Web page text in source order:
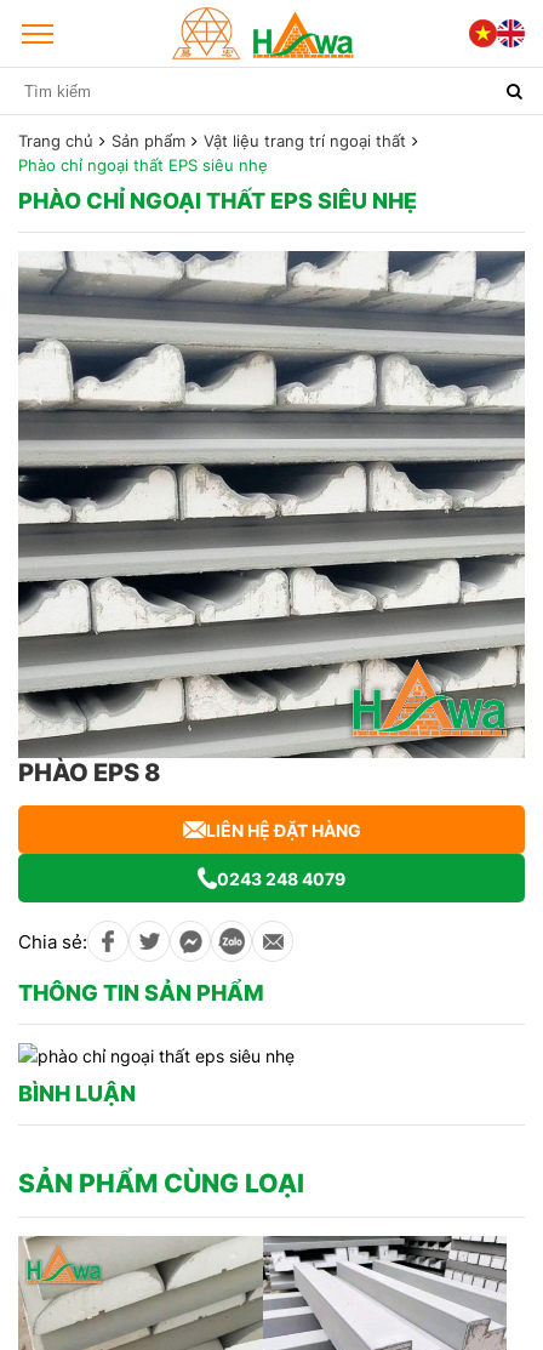
Trang chủ Sản phẩm
Vật liệu trang trí ngoại thất
Phào chỉ ngoại thất EPS siêu nhẹ
PHÀO CHỈ NGOẠI THẤT EPS SIÊU NHẸ
PHÀO EPS 8
LIÊN HỆ ĐẶT HÀNG
0243 248 4079
Chia sẻ:
THÔNG TIN SẢN PHẨM
BÌNH LUẬN
SẢN PHẨM CÙNG LOẠI